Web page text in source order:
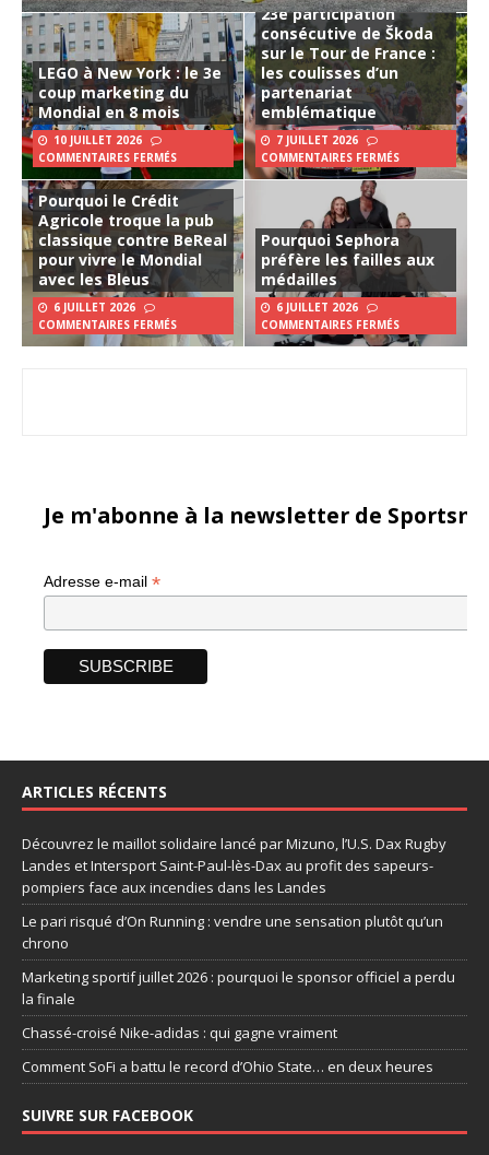
LEGO à New York : le 3e
coup marketing du
Mondial en 8 mois
10 JUILLET 2026
COMMENTAIRES FERMÉS
23e participation
consécutive de Škoda
sur le Tour de France :
les coulisses d’un
partenariat
emblématique
7 JUILLET 2026
COMMENTAIRES FERMÉS
Pourquoi le Crédit
Agricole troque la pub
classique contre BeReal
pour vivre le Mondial
avec les Bleus
6 JUILLET 2026
COMMENTAIRES FERMÉS
Pourquoi Sephora
préfère les failles aux
médailles
6 JUILLET 2026
COMMENTAIRES FERMÉS
Je m'abonne à la newsletter de
Adresse e-mail *
ARTICLES RÉCENTS
Découvrez le maillot solidaire lancé par Mizuno, l’U.S. Dax Rugby
Landes et Intersport Saint-Paul-lès-Dax au profit des sapeurs-
pompiers face aux incendies dans les Landes
Le pari risqué d’On Running : vendre une sensation plutôt qu’un
chrono
Marketing sportif juillet 2026 : pourquoi le sponsor officiel a perdu
la finale
Chassé-croisé Nike-adidas : qui gagne vraiment
Comment SoFi a battu le record d’Ohio State… en deux heures
SUIVRE SUR FACEBOOK